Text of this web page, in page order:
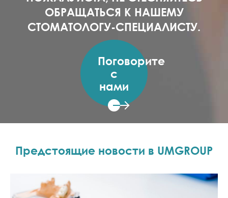
ОБРАЩАТЬСЯ К НАШЕМУ
СТОМАТОЛОГУ-СПЕЦИАЛИСТУ.
Поговорите
с
нами
Предстоящие новости в UMGROUP